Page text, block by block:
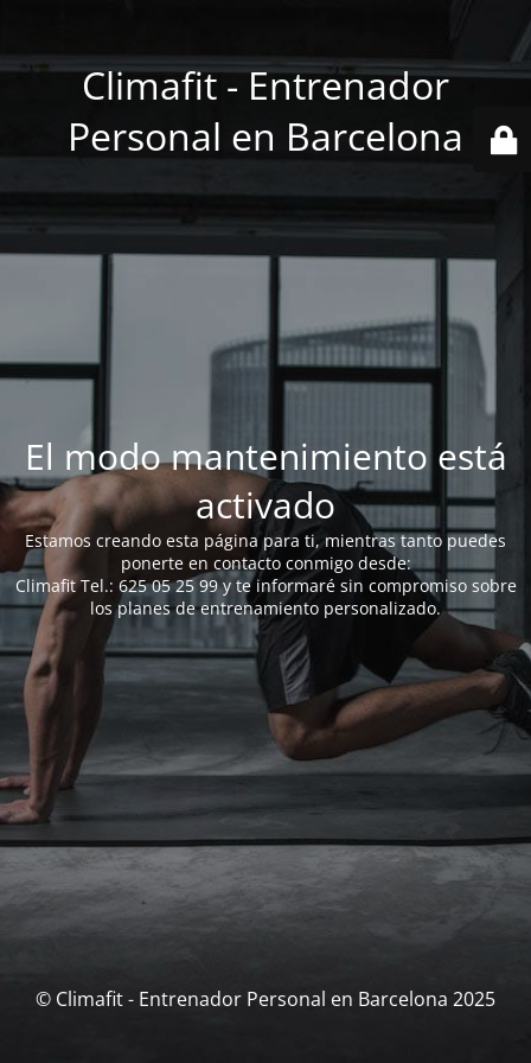
Climafit - Entrenador
Personal en Barcelona
El modo mantenimiento está
activado
Estamos creando esta página para ti, mientras tanto puedes
ponerte en contacto conmigo desde:
Climafit Tel.: 625 05 25 99 y te informaré sin compromiso sobre
los planes de entrenamiento personalizado.
© Climafit - Entrenador Personal en Barcelona 2025